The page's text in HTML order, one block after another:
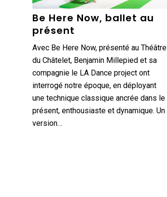
Be Here Now, ballet au
présent
Avec Be Here Now, présenté au Théâtre
du Châtelet, Benjamin Millepied et sa
compagnie le LA Dance project ont
interrogé notre époque, en déployant
une technique classique ancrée dans le
présent, enthousiaste et dynamique. Un
version…